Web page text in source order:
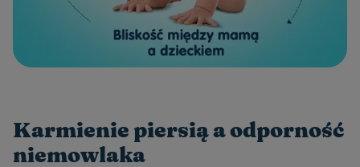
Karmienie piersią a odporność
niemowlaka